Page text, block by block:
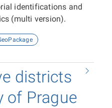
identifications and
(multi version).
districts
of Prague